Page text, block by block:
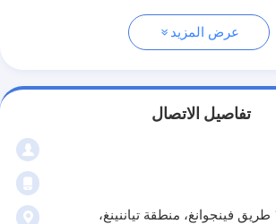
عرض المزيد
تفاصيل الاتصال
المبنى 2-5، رقم 19 طريق فينجوانغ، منطقة تياننينغ،